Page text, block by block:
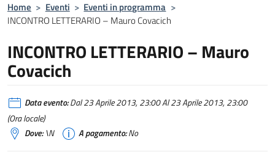
Home > Eventi > Eventi in programma >
INCONTRO LETTERARIO – Mauro Covacich
INCONTRO LETTERARIO – Mauro
Covacich
Data evento:Dal 23 Aprile 2013, 23:00 Al 23 Aprile 2013, 23:00
(Ora locale)
Dove:\N A pagamento:No